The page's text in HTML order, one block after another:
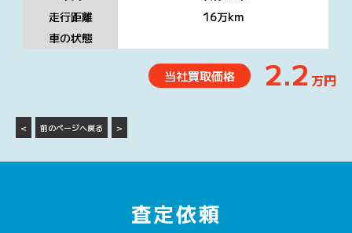
走行距離
16万km
車の状態
当社買取価格 2.2 万円
< 前のページへ戻る >
査定依頼